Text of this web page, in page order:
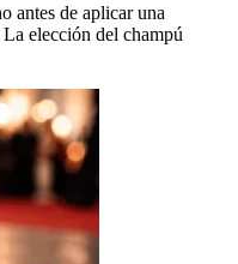
antes de aplicar una
elección del champú